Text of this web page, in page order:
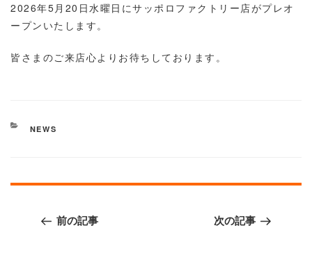
2026年5月20日水曜日にサッポロファクトリー店がプレオ
ープンいたします。
皆さまのご来店心よりお待ちしております。
カ
リ
NEWS
前の記事 次の記事